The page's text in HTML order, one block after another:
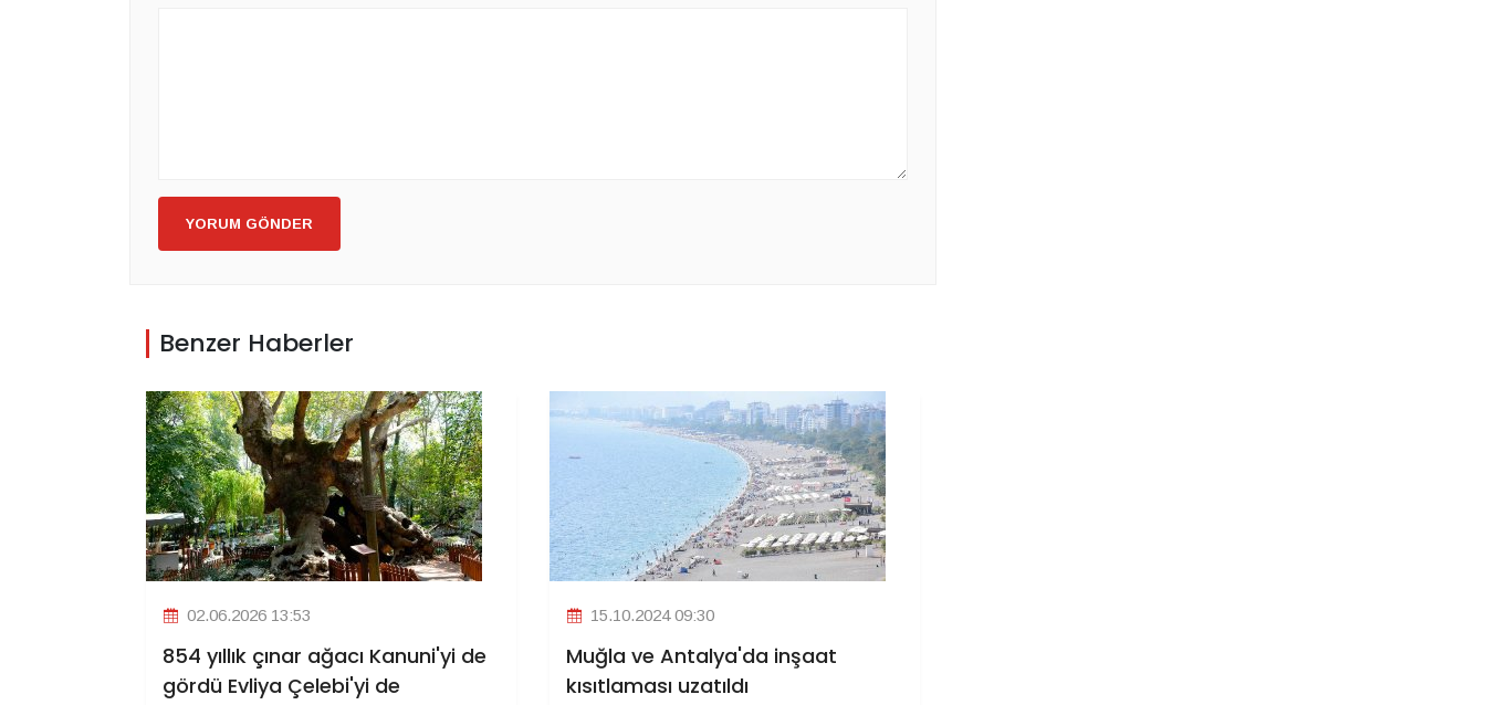
YORUM GÖNDER
Benzer Haberler
02.06.2026 13:53
854 yıllık çınar ağacı Kanuni'yi de
gördü Evliya Çelebi'yi de
15.10.2024 09:30
Muğla ve Antalya'da inşaat
kısıtlaması uzatıldı